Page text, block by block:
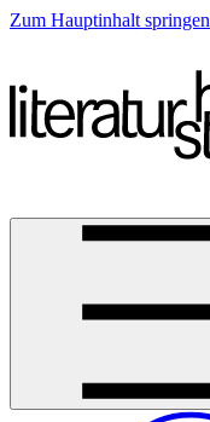
Zum Hauptinhalt springen